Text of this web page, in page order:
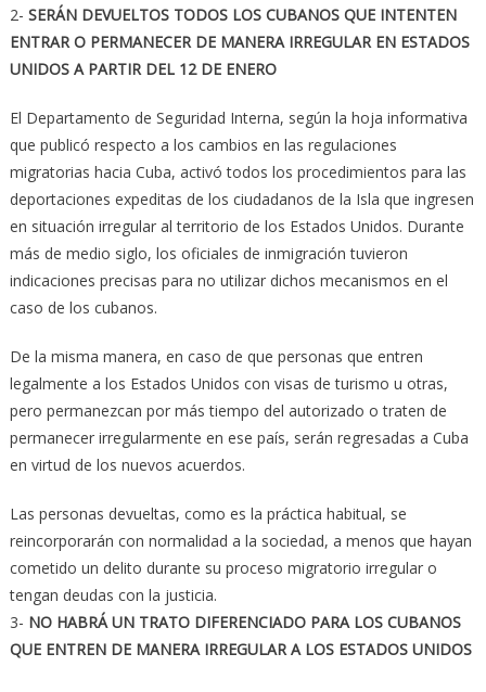
2- SERÁN DEVUELTOS TODOS LOS CUBANOS QUE INTENTEN
ENTRAR O PERMANECER DE MANERA IRREGULAR EN ESTADOS
UNIDOS A PARTIR DEL 12 DE ENERO
El Departamento de Seguridad Interna, según la hoja informativa
que publicó respecto a los cambios en las regulaciones
migratorias hacia Cuba, activó todos los procedimientos para las
deportaciones expeditas de los ciudadanos de la Isla que ingresen
en situación irregular al territorio de los Estados Unidos. Durante
más de medio siglo, los oficiales de inmigración tuvieron
indicaciones precisas para no utilizar dichos mecanismos en el
caso de los cubanos.
De la misma manera, en caso de que personas que entren
legalmente a los Estados Unidos con visas de turismo u otras,
pero permanezcan por más tiempo del autorizado o traten de
permanecer irregularmente en ese país, serán regresadas a Cuba
en virtud de los nuevos acuerdos.
Las personas devueltas, como es la práctica habitual, se
reincorporarán con normalidad a la sociedad, a menos que hayan
cometido un delito durante su proceso migratorio irregular o
tengan deudas con la justicia.
3- NO HABRÁ UN TRATO DIFERENCIADO PARA LOS CUBANOS
QUE ENTREN DE MANERA IRREGULAR A LOS ESTADOS UNIDOS